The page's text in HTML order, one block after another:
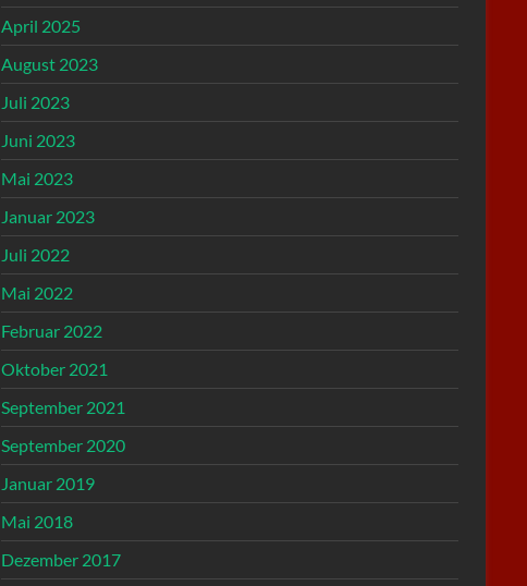
April 2025
August 2023
Juli 2023
Juni 2023
Mai 2023
Januar 2023
Juli 2022
Mai 2022
Februar 2022
Oktober 2021
September 2021
September 2020
Januar 2019
Mai 2018
Dezember 2017